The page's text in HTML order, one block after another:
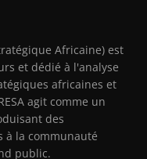
Africaine) est
et dédié à l'analyse
africaines et
agit comme un
des
à la communauté
public.